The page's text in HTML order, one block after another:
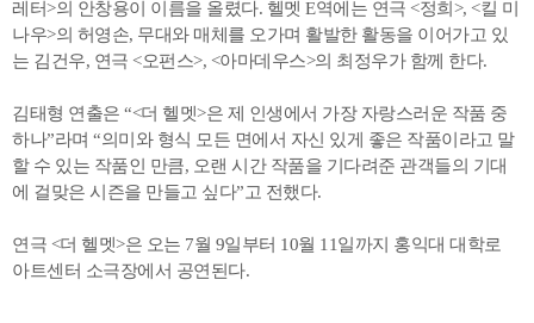
레터>의 안창용이 이름을 올렸다. 헬멧 E역에는 연극 <정희>, <킬 미
나우>의 허영손, 무대와 매체를 오가며 활발한 활동을 이어가고 있
는 김건우, 연극 <오펀스>, <아마데우스>의 최정우가 함께 한다.
김태형 연출은 “<더 헬멧>은 제 인생에서 가장 자랑스러운 작품 중
하나”라며 “의미와 형식 모든 면에서 자신 있게 좋은 작품이라고 말
할 수 있는 작품인 만큼, 오랜 시간 작품을 기다려준 관객들의 기대
에 걸맞은 시즌을 만들고 싶다”고 전했다.
연극 <더 헬멧>은 오는 7월 9일부터 10월 11일까지 홍익대 대학로
아트센터 소극장에서 공연된다.